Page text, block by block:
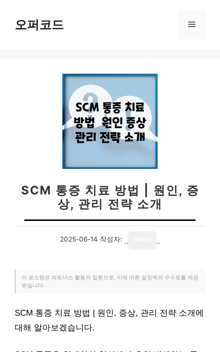
오퍼코드 메
SCM 통증 치료 방법 | 원인, 증
상, 관리 전략 소개
2025-06-14 작성자:
이 포스팅은 파트너스 활동의 일환으로, 이에 따른 일정액의 수수료를 제공
받습니다.
SCM 통증 치료 방법 | 원인, 증상, 관리 전략 소개에
대해 알아보겠습니다.